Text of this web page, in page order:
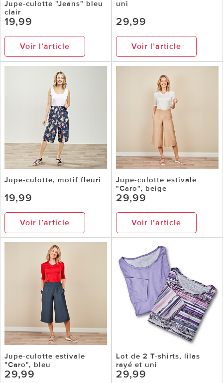
Jupe-culotte "Jeans" bleu
clair
19,99
Voir l’article
uni
29,99
Voir l’article
Jupe-culotte, motif fleuri
19,99
Voir l’article
Jupe-culotte estivale
"Caro", beige
29,99
Voir l’article
Jupe-culotte estivale
"Caro", bleu
29,99
Lot de 2 T-shirts, lilas
rayé et uni
29,99